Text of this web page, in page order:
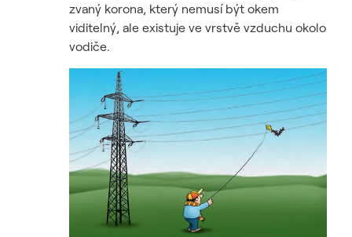
zvaný korona, který nemusí být okem
viditelný, ale existuje ve vrstvě vzduchu okolo
vodiče.